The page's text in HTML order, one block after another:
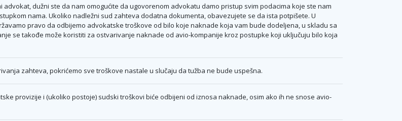
dužni ste da nam omogućite da ugovorenom advokatu damo pristup svim podacima koje ste nam
nama. Ukoliko nadležni sud zahteva dodatna dokumenta, obavezujete se da ista potpišete. U
pravo da odbijemo advokatske troškove od bilo koje naknade koja vam bude dodeljena, u skladu sa
se takođe može koristiti za ostvarivanje naknade od avio-kompanije kroz postupke koji uključuju bilo koja
zahteva, pokrićemo sve troškove nastale u slučaju da tužba ne bude uspešna.
provizije i (ukoliko postoje) sudski troškovi biće odbijeni od iznosa naknade, osim ako ih ne snose avio-